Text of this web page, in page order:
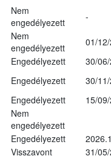
Nem
engedélyezett
-
Nem
engedélyezett
01/
Engedélyezett
30/
Engedélyezett
30/
Engedélyezett
15/
Nem
engedélyezett
Engedélyezett
Visszavont
31/